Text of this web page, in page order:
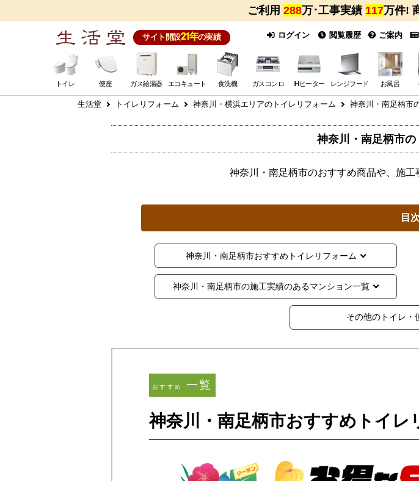
ご利用 288万･工事実績 117万件!
サイト開設21年の実績 ログイン 閲覧履歴 ご案内
トイレ 便座 ガス給湯器 エコキュート 食洗機 ガスコンロ IHヒーター レンジフード お風呂
生活堂 トイレリフォーム 神奈川・横浜エリアのトイレリフォーム 神奈川・南足柄市
神奈川・南足柄市
神奈川・南足柄市のおすすめ商品や、施工
目次
神奈川・南足柄市おすすめトイレリフォーム
神奈川・南足柄市の施工実績のあるマンション一覧
その他のトイレ・
おすすめ 一覧
神奈川・南足柄市おすすめトイレ